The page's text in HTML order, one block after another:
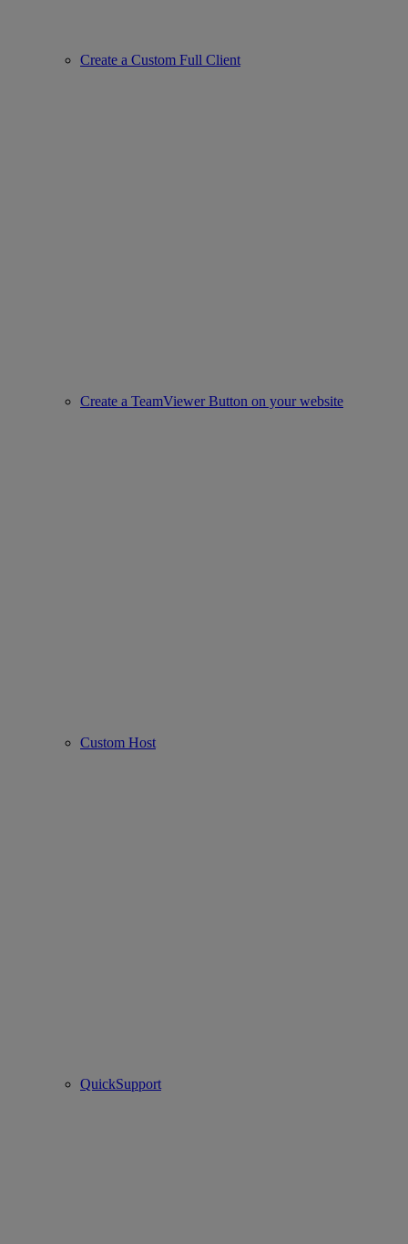
Create a Custom Full Client
Create a TeamViewer Button on your website
Custom Host
QuickSupport